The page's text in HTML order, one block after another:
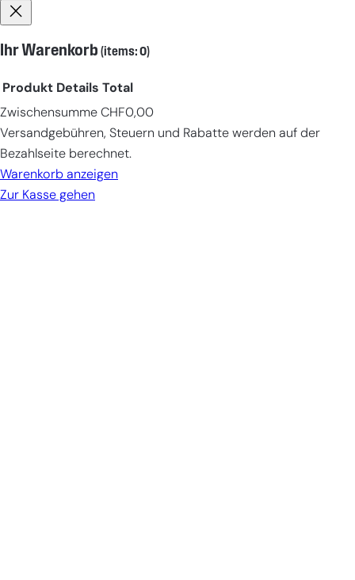
Ihr Warenkorb (items: 0)
Products
in
cart
Produkt Details Total
Zwischensumme CHF0,00
Versandgebühren, Steuern und Rabatte werden auf der
Bezahlseite berechnet.
Warenkorb anzeigen
Zur Kasse gehen